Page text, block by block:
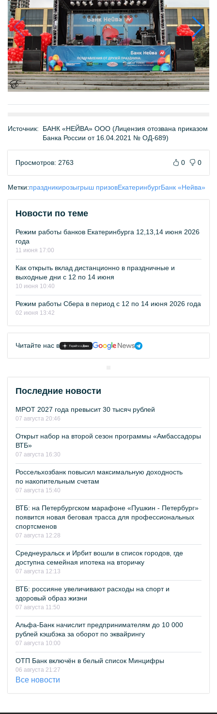
Источник:
БАНК «НЕЙВА» ООО (Лицензия отозвана приказом
Банка России от 16.04.2021 № ОД-689)
Просмотров: 2763 0 0
Метки:праздникирозыгрыш призовЕкатеринбургБанк «Нейва»
Новости по теме
Режим работы банков Екатеринбурга 12,13,14 июня 2026
года
11 июня 17:00
Как открыть вклад дистанционно в праздничные и
выходные дни с 12 по 14 июня
10 июня 10:40
Режим работы Сбера в период с 12 по 14 июня 2026 года
02 июня 13:42
Читайте нас в
Последние новости
МРОТ 2027 года превысит 30 тысяч рублей
07 августа 20:46
Открыт набор на второй сезон программы «Амбассадоры
ВТБ»
07 августа 16:30
Россельхозбанк повысил максимальную доходность
по накопительным счетам
07 августа 15:40
ВТБ: на Петербургском марафоне «Пушкин - Петербург»
появится новая беговая трасса для профессиональных
спортсменов
07 августа 12:28
Среднеуральск и Ирбит вошли в список городов, где
доступна семейная ипотека на вторичку
07 августа 12:13
ВТБ: россияне увеличивают расходы на спорт и
здоровый образ жизни
07 августа 11:50
Альфа-Банк начислит предпринимателям до 10 000
рублей кэшбэка за оборот по эквайрингу
07 августа 10:00
ОТП Банк включён в белый список Минцифры
06 августа 21:27
Все новости